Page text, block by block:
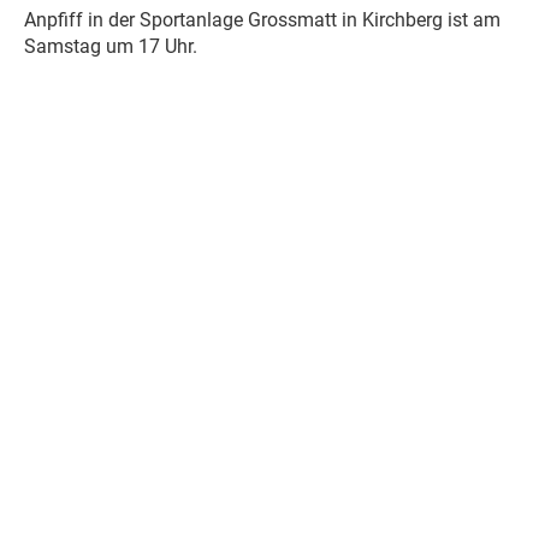
Anpfiff in der Sportanlage Grossmatt in Kirchberg ist am
Samstag um 17 Uhr.